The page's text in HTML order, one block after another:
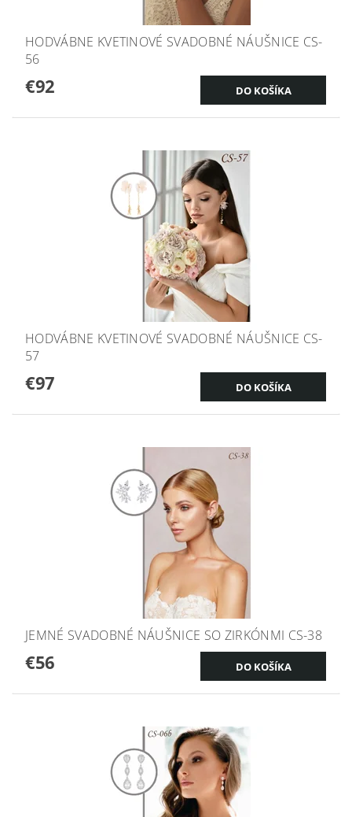
HODVÁBNE KVETINOVÉ SVADOBNÉ NÁUŠNICE CS-
56
€92
HODVÁBNE KVETINOVÉ SVADOBNÉ NÁUŠNICE CS-
57
€97
JEMNÉ SVADOBNÉ NÁUŠNICE SO ZIRKÓNMI CS-38
€56